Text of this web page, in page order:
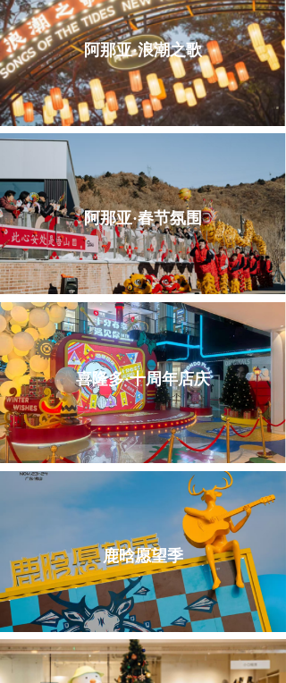
阿那亚·浪潮之歌
阿那亚·春节氛围
喜隆多·十周年店庆
鹿晗愿望季